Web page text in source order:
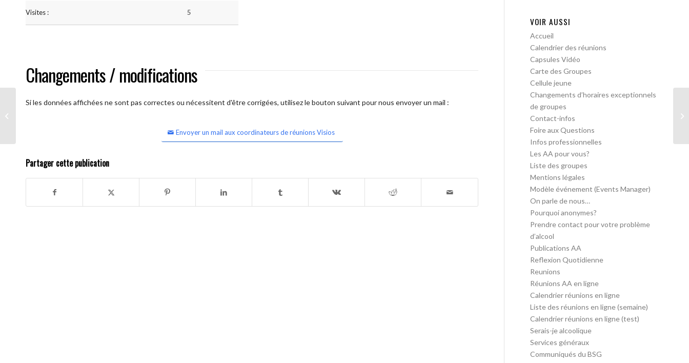
Visites : 5
Changements / modifications
Si les données affichées ne sont pas correctes ou nécessitent d'être corrigées, utilisez le bouton suivant pour nous envoyer un mail :
Envoyer un mail aux coordinateurs de réunions Visios
Partager cette publication
VOIR AUSSI
Accueil
Calendrier des réunions
Capsules Vidéo
Carte des Groupes
Cellule jeune
Changements d’horaires exceptionnels
de groupes
Contact-infos
Foire aux Questions
Infos professionnelles
Les AA pour vous?
Liste des groupes
Mentions légales
Modèle événement (Events Manager)
On parle de nous…
Pourquoi anonymes?
Prendre contact pour votre problème
d’alcool
Publications AA
Reflexion Quotidienne
Reunions
Réunions AA en ligne
Calendrier réunions en ligne
Liste des réunions en ligne (semaine)
Calendrier réunions en ligne (test)
Serais-je alcoolique
Services généraux
Communiqués du BSG